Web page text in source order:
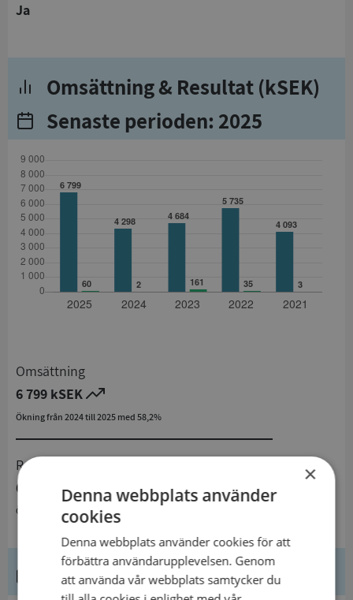
Ja
Omsättning & Resultat (kSEK)
Senaste perioden: 2025
Omsättning
6 799 kSEK
Ökning från 2024 till 2025 med 58,2%
Resultat
60 kSEK
Ökning från 2024 till 2025 med 2900%
Kontaktuppgifter
×
Denna webbplats använder
cookies
Denna webbplats använder cookies för att
förbättra användarupplevelsen. Genom
att använda vår webbplats samtycker du